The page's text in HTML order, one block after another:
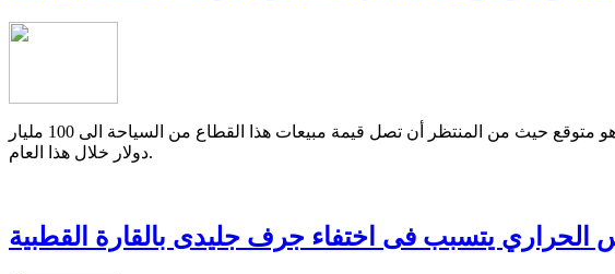
كشف تقرير لاحدى شركات المراقبة المالية الامريكية المعروفة باسم"ك.بى.ام.جى" أن السياحة العلاجية اكثر ربحا مما هو متوقع حيث من المنتظر أن تصل قيمة مبيعات هذا القطاع من السياحة الى 100 مليار
دولار خلال هذا العام.
الحراري يتسبب فى اختفاء جرف جليدى بالقارة القطبية